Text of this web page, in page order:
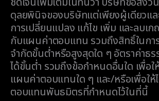
ดุลยพินิจของบริษัทแต่เพียงผู้เดียวแล
การเปลี่ยนแปลง แก้ไข เพิ่ม และลบเ
กับแผนค่าตอบแทน รวมถึงสิทธิ์ในก
จำกัดขั้นต่ำหรือสูงสุดใด ๆ อัตราค่าธร
ได้ขั้นต่ำ รวมถึงข้อกำหนดอื่นใด เพื่อ
แผนค่าตอบแทนใด ๆ และ/หรือเพื่อให้
ตอบแทนพันธมิตรที่กำหนดไว้ในที่นี้